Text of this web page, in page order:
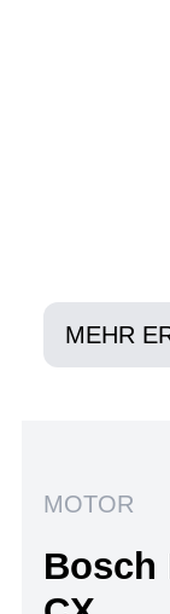
MEHR
MOTOR
Bosch